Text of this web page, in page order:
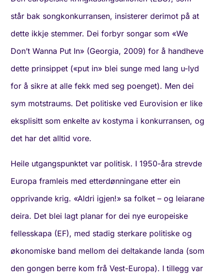
står bak songkonkurransen, insisterer derimot på at
dette ikkje stemmer. Dei forbyr songar som «We
Don’t Wanna Put In» (Georgia, 2009) for å handheve
dette prinsippet («put in» blei sunge med lang u-lyd
for å sikre at alle fekk med seg poenget). Men dei
sym motstraums. Det politiske ved Eurovision er like
eksplisitt som enkelte av kostyma i konkurransen, og
det har det alltid vore.
Heile utgangspunktet var politisk. I 1950-åra strevde
Europa framleis med etterdønningane etter ein
opprivande krig. «Aldri igjen!» sa folket – og leiarane
deira. Det blei lagt planar for dei nye europeiske
fellesskapa (EF), med stadig sterkare politiske og
økonomiske band mellom dei deltakande landa (som
den gongen berre kom frå Vest-Europa). I tillegg var